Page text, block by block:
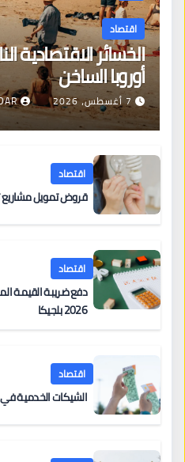
اقتصاد
الخسائر
أوروبا الساخن
7 أغسطس، 2026
اقتصاد
قروض تمويل مشاريع
اقتصاد
دفع ضريبة القيمة
2026 بلجيكا
اقتصاد
الشيكات الخدمية في